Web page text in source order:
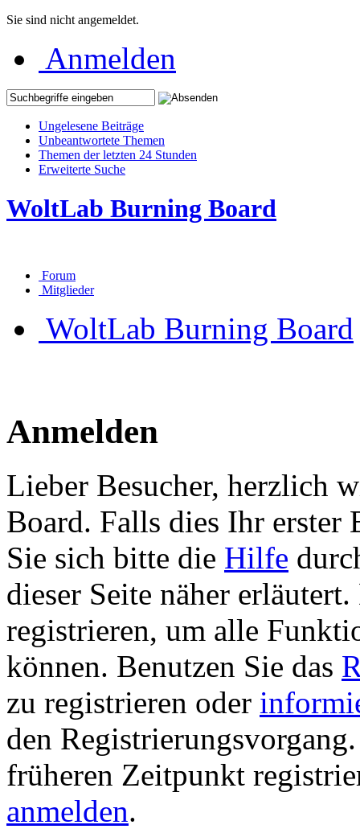
Sie sind nicht angemeldet.
Anmelden
Ungelesene Beiträge
Unbeantwortete Themen
Themen der letzten 24 Stunden
Erweiterte Suche
WoltLab Burning Board
Forum
Mitglieder
WoltLab Burning Board
Anmelden
Lieber Besucher, herzlich
Board. Falls dies Ihr erster
Sie sich bitte die Hilfe
dieser Seite näher
registrieren, um alle
können. Benutzen Sie das
zu registrieren oder
den
früheren Zeitpunkt
anmelden.